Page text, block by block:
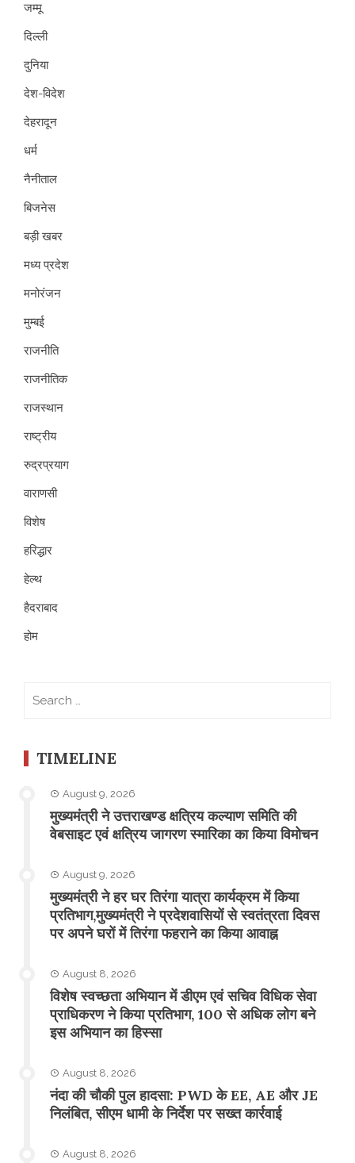
जम्मू
दिल्ली
दुनिया
देश-विदेश
देहरादून
धर्म
नैनीताल
बिजनेस
बड़ी खबर
मध्य प्रदेश
मनोरंजन
मुम्बई
राजनीति
राजनीतिक
राजस्थान
राष्ट्रीय
रुद्रप्रयाग
वाराणसी
विशेष
हरिद्धार
हेल्थ
हैदराबाद
होम
TIMELINE
August 9, 2026
मुख्यमंत्री ने उत्तराखण्ड क्षत्रिय कल्याण समिति की
वेबसाइट एवं क्षत्रिय जागरण स्मारिका का किया विमोचन
August 9, 2026
मुख्यमंत्री ने हर घर तिरंगा यात्रा कार्यक्रम में किया
प्रतिभाग,मुख्यमंत्री ने प्रदेशवासियों से स्वतंत्रता दिवस
पर अपने घरों में तिरंगा फहराने का किया आवाह्न
August 8, 2026
विशेष स्वच्छता अभियान में डीएम एवं सचिव विधिक सेवा
प्राधिकरण ने किया प्रतिभाग, 100 से अधिक लोग बने
इस अभियान का हिस्सा
August 8, 2026
नंदा की चौकी पुल हादसा: PWD के EE, AE और JE
निलंबित, सीएम धामी के निर्देश पर सख्त कार्रवाई
August 8, 2026